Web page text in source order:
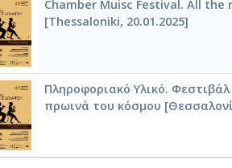
Chamber Muisc Festival. All
[Thessaloniki, 20.01.2025]
Πληροφοριακό Υλικό.
πρωινά του κόσμου